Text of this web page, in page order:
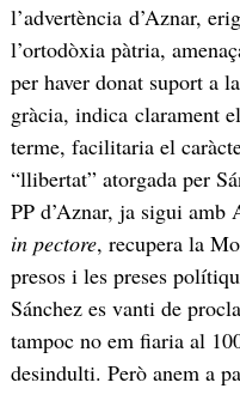
l’advertència d’Aznar,
l’ortodòxia pàtria,
per haver donat suport a
gràcia, indica clarament
terme, facilitaria el
“llibertat” atorgada per
PP d’Aznar, ja sigui amb
in pectore, recupera la
presos i les preses
Sánchez es vanti de
tampoc no em fiaria al
desindulti. Però anem a